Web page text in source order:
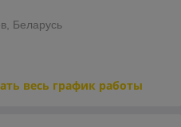
Беларусь
весь график работы